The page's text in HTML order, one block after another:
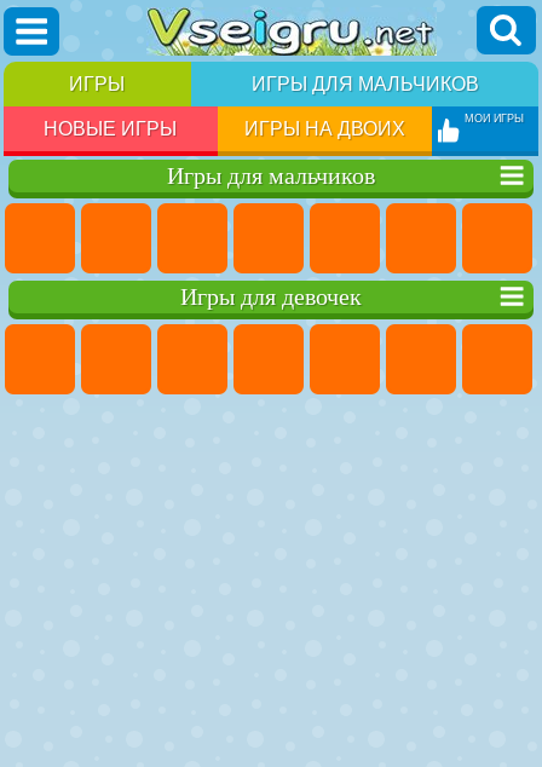
ИГРЫ ИГРЫ ДЛЯ МАЛЬЧИКОВ
НОВЫЕ ИГРЫ ИГРЫ НА ДВОИХ МОИ ИГРЫ
Игры для мальчиков
Игры для девочек